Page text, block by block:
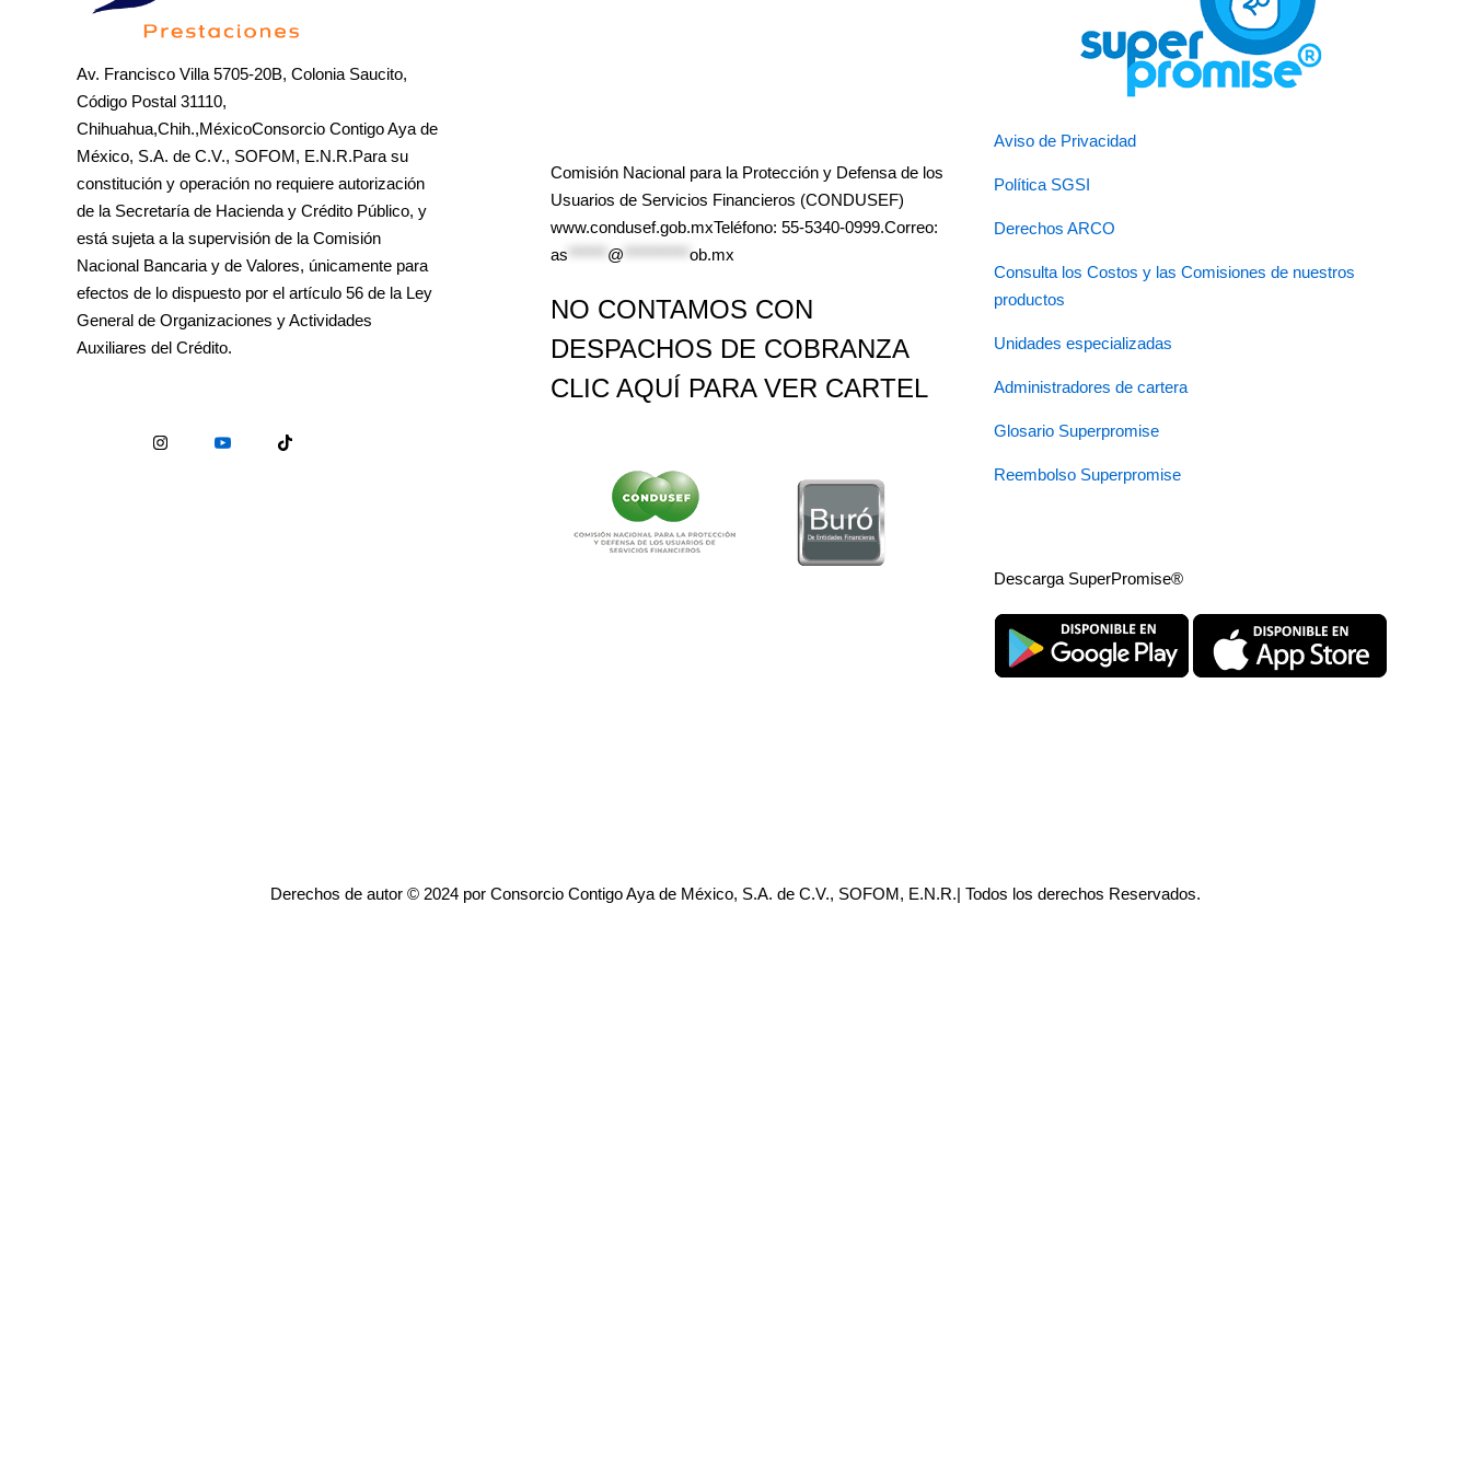
Av. Francisco Villa 5705-20B, Colonia Saucito,
Código Postal 31110,
Chihuahua,Chih.,MéxicoConsorcio Contigo Aya de
México, S.A. de C.V., SOFOM, E.N.R.Para su
constitución y operación no requiere autorización
de la Secretaría de Hacienda y Crédito Público, y
está sujeta a la supervisión de la Comisión
Nacional Bancaria y de Valores, únicamente para
efectos de lo dispuesto por el artículo 56 de la Ley
General de Organizaciones y Actividades
Auxiliares del Crédito.
Comisión Nacional para la Protección y Defensa de los
Usuarios de Servicios Financieros (CONDUSEF)
www.condusef.gob.mxTeléfono: 55-5340-0999.Correo:
as
@ ob.mx
NO CONTAMOS CON
DESPACHOS DE COBRANZA
CLIC AQUÍ PARA VER CARTEL
Aviso de Privacidad
Política SGSI
Derechos ARCO
Consulta los Costos y las Comisiones de nuestros
productos
Unidades especializadas
Administradores de cartera
Glosario Superpromise
Reembolso Superpromise
Descarga SuperPromise®
Derechos de autor © 2024 por Consorcio Contigo Aya de México, S.A. de C.V., SOFOM, E.N.R.| Todos los derechos Reservados.